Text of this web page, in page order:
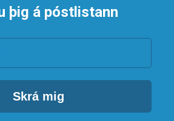
þig á póstlistann
Skrá mig